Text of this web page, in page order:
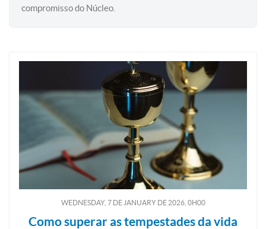
compromisso do Núcleo.
WEDNESDAY, 7DEJANUARYDE2026, 0H00
Como superar as tempestades da vida